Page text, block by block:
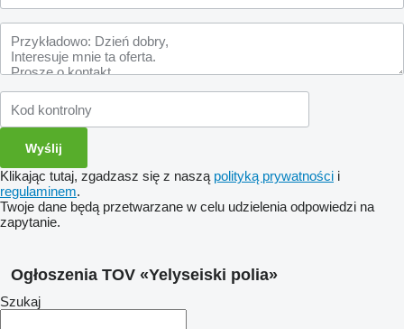
Klikając tutaj, zgadzasz się z naszą polityką prywatności i
regulaminem.
Twoje dane będą przetwarzane w celu udzielenia odpowiedzi na
zapytanie.
Ogłoszenia TOV «Yelyseiski polia»
Szukaj